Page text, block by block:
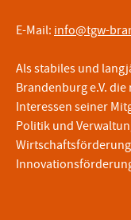
E-Mail: info@tgw-
Als stabiles und
Brandenburg e.V.
Interessen seiner
Politik und